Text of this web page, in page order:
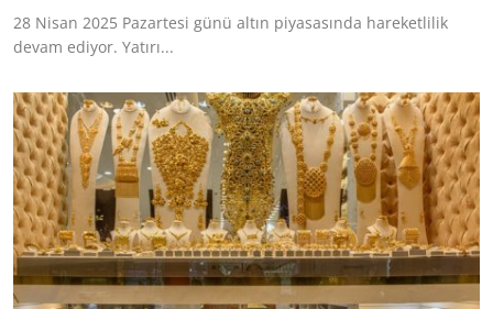
28 Nisan 2025 Pazartesi günü altın piyasasında hareketlilik
devam ediyor. Yatırı...